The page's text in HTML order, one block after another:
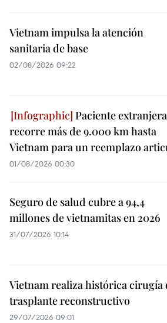
Vietnam impulsa la atención
sanitaria de base
02/08/2026 09:22
Paciente extranjera
recorre más de 9.000 km hasta
Vietnam para un reemplazo
01/08/2026 00:30
Seguro de salud cubre a 94,4
millones de vietnamitas en 2026
31/07/2026 10:14
Vietnam realiza histórica cirugía
trasplante reconstructivo
29/07/2026 09:01